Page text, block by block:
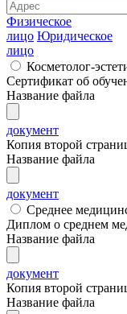
Физическое
лицо Юридическое
лицо
Косметолог-
Сертификат об
Название файла
документ
Копия второй
Название файла
документ
Среднее
Диплом о среднем
Название файла
документ
Копия второй
Название файла